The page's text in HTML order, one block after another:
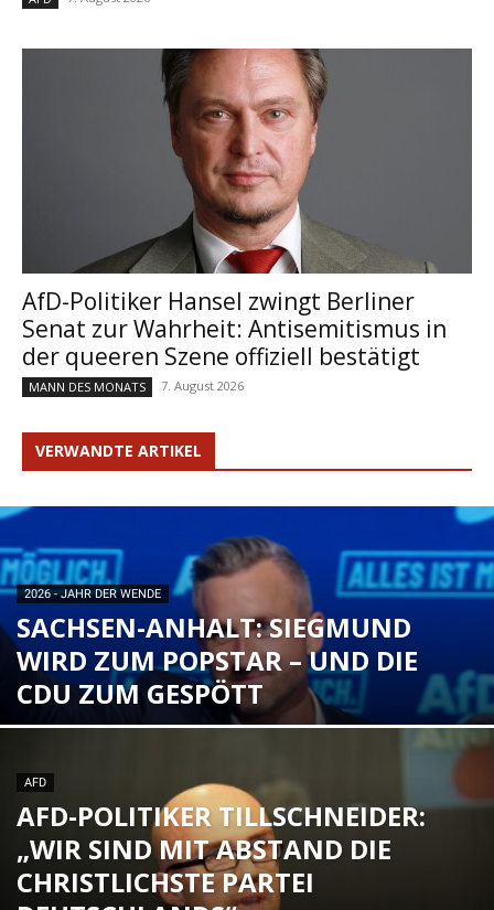
AfD-Politiker Hansel zwingt Berliner
Senat zur Wahrheit: Antisemitismus in
der queeren Szene offiziell bestätigt
MANN DES MONATS 7. August 2026
VERWANDTE ARTIKEL
2026 - JAHR DER WENDE
SACHSEN-ANHALT: SIEGMUND
WIRD ZUM POPSTAR – UND DIE
CDU ZUM GESPÖTT
AFD
AFD-POLITIKER TILLSCHNEIDER:
„WIR SIND MIT ABSTAND DIE
CHRISTLICHSTE PARTEI